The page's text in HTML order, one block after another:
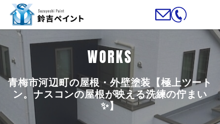
WORKS
青梅市河辺町の屋根・外壁塗装【極上ツート
ン。ナスコンの屋根が映える洗練の佇まい
✨】